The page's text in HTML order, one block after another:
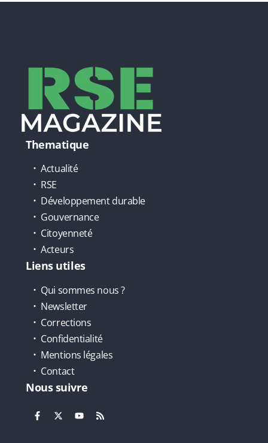
Thematique
Actualité
RSE
Développement durable
Gouvernance
Citoyenneté
Acteurs
Liens utiles
Qui sommes nous ?
Newsletter
Corrections
Confidentialité
Mentions légales
Contact
Nous suivre